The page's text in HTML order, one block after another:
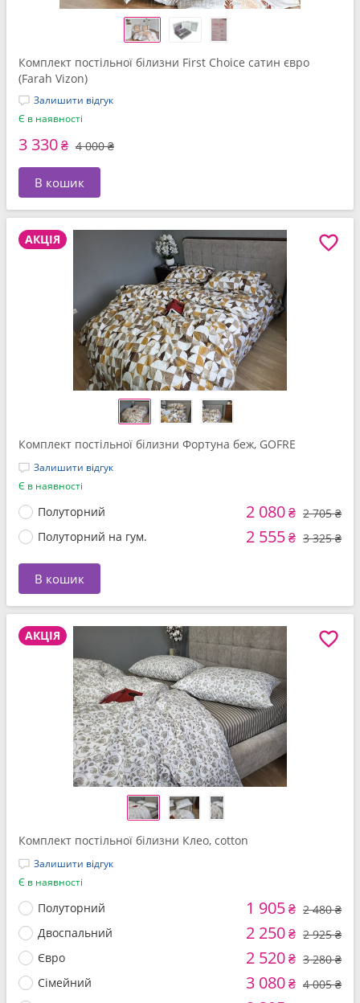
Комплект постільної білизни First Choice сатин євро
(Farah Vizon)
Залишити відгук
Є в наявності
3 330₴ 4 000 ₴
В кошик
АКЦІЯ
Комплект постільної білизни Фортуна беж, GOFRE
Залишити відгук
Є в наявності
Полуторний 2 080₴ 2 705 ₴
Полуторний на гум.
2 555₴ 3 325 ₴
В кошик
АКЦІЯ
Комплект постільної білизни Клео, cotton
Залишити відгук
Є в наявності
Полуторний 1 905₴ 2 480 ₴
Двоспальний
2 250₴ 2 925 ₴
Євро
2 520₴ 3 280 ₴
Сімейний
3 080₴ 4 005 ₴